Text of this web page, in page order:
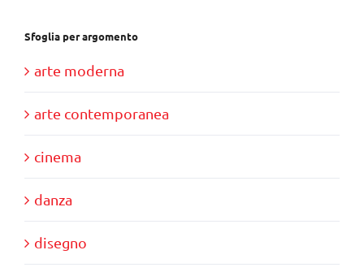
Sfoglia per argomento
arte moderna
arte contemporanea
cinema
danza
disegno